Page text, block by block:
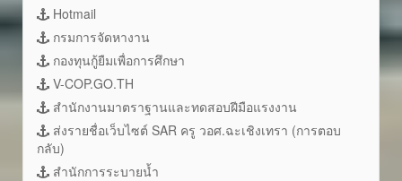
Hotmail
กรมการจัดหางาน
กองทุนกู้ยืมเพื่อการศึกษา
V-COP.GO.TH
สำนักงานมาตราฐานและทดสอบฝีมือแรงงาน
ส่งรายชื่อเว็บไซต์ SAR ครู วอศ.ฉะเชิงเทรา (การตอบ
กลับ)
สำนักการระบายน้ำ